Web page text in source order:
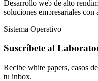
Desarrollo web de alto
soluciones empresariales con
Sistema Operativo
Suscríbete al
Recibe white papers, casos
tu inbox.